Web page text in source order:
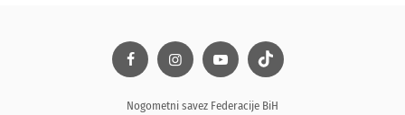
Nogometni savez Federacije BiH